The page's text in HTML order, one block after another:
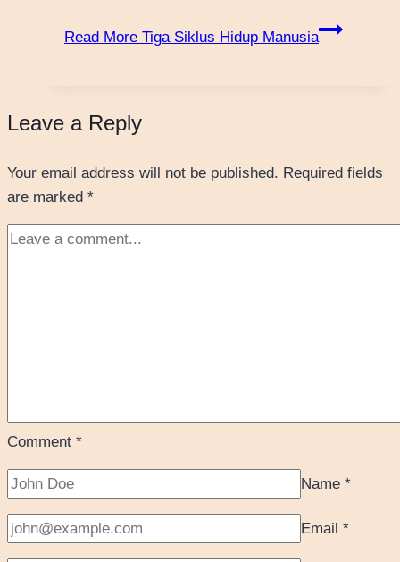
Read More Tiga Siklus Hidup Manusia
Leave a Reply
Your email address will not be published. Required fields
are marked *
Comment *
Name *
Email *